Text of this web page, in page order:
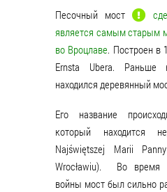
Песочный мост
является самым старым
во Вроцлаве. Построен в
Ernsta Ubera.
находился деревянный
Его название
который находится
Najświętszej Marii
Wrocławiu). Во время
войны мост был сильно